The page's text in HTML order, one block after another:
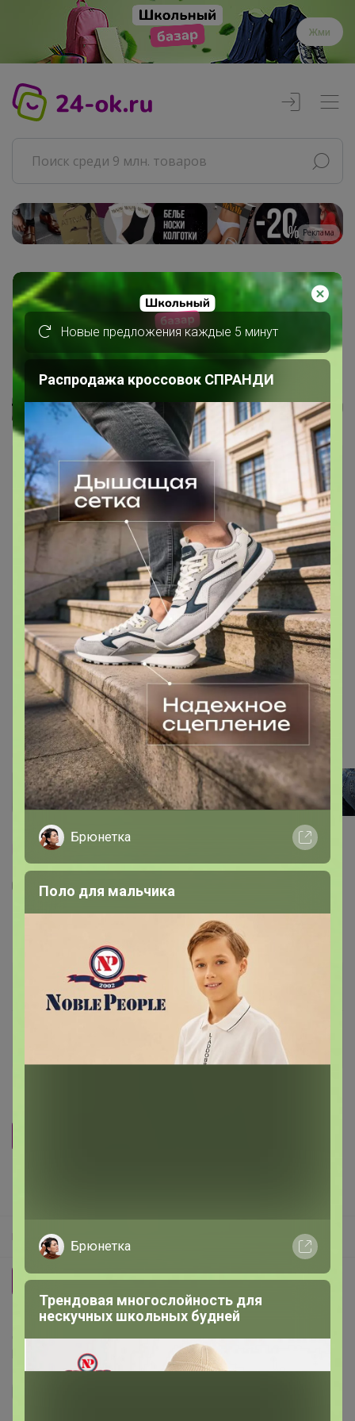
Жми
Реклама
Главная
Селена
СП432 F5 JEANS - ДЖИНСЫ, футболки...
Джинсы женские
Джинсы женские F`FIVE 19752
Селена
100% оригинал
Джинсы женские F`FIVE 19752
р
Доставка ~ 14 дней с момента включения в
После 24 августа 2026 г.
Размерная сетка
27 29 30 31 32 33
регламентом выкупа
и соглашаетесь сдоговором оферты
Новые предложения каждые 5 минут
Распродажа кроссовок СПРАНДИ
Брюнетка
Поло для мальчика
Брюнетка
Трендовая многослойность для
нескучных школьных будней